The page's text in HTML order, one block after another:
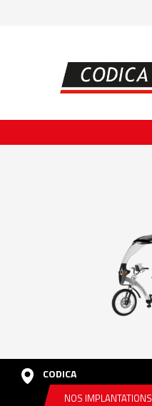
CODICA
NOS IMPLANTATIONS